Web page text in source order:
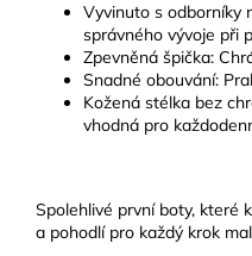
Vyvinuto s odborníky
správného vývoje při
Zpevněná špička:
Snadné obouvání:
Kožená stélka bez
vhodná pro
Spolehlivé první boty, které
a pohodlí pro každý krok